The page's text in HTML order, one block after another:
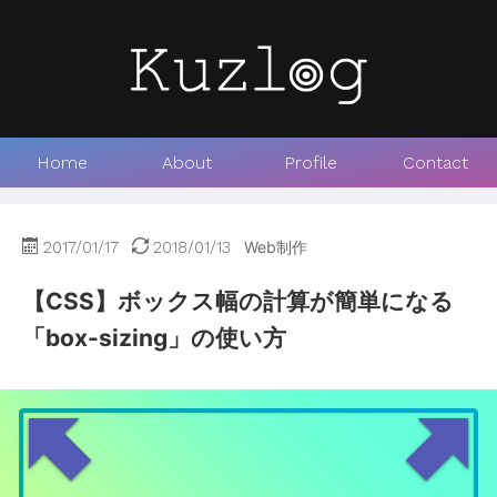
Home About Profile Contact
2017/01/17 2018/01/13 Web制作
【CSS】ボックス幅の計算が簡単になる
「box-sizing」の使い方